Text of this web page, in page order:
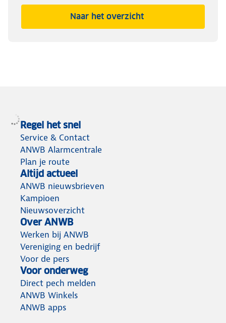
Naar het overzicht
Regel het snel
Service & Contact
ANWB Alarmcentrale
Plan je route
Altijd actueel
ANWB nieuwsbrieven
Kampioen
Nieuwsoverzicht
Over ANWB
Werken bij ANWB
Vereniging en bedrijf
Voor de pers
Voor onderweg
Direct pech melden
ANWB Winkels
ANWB apps